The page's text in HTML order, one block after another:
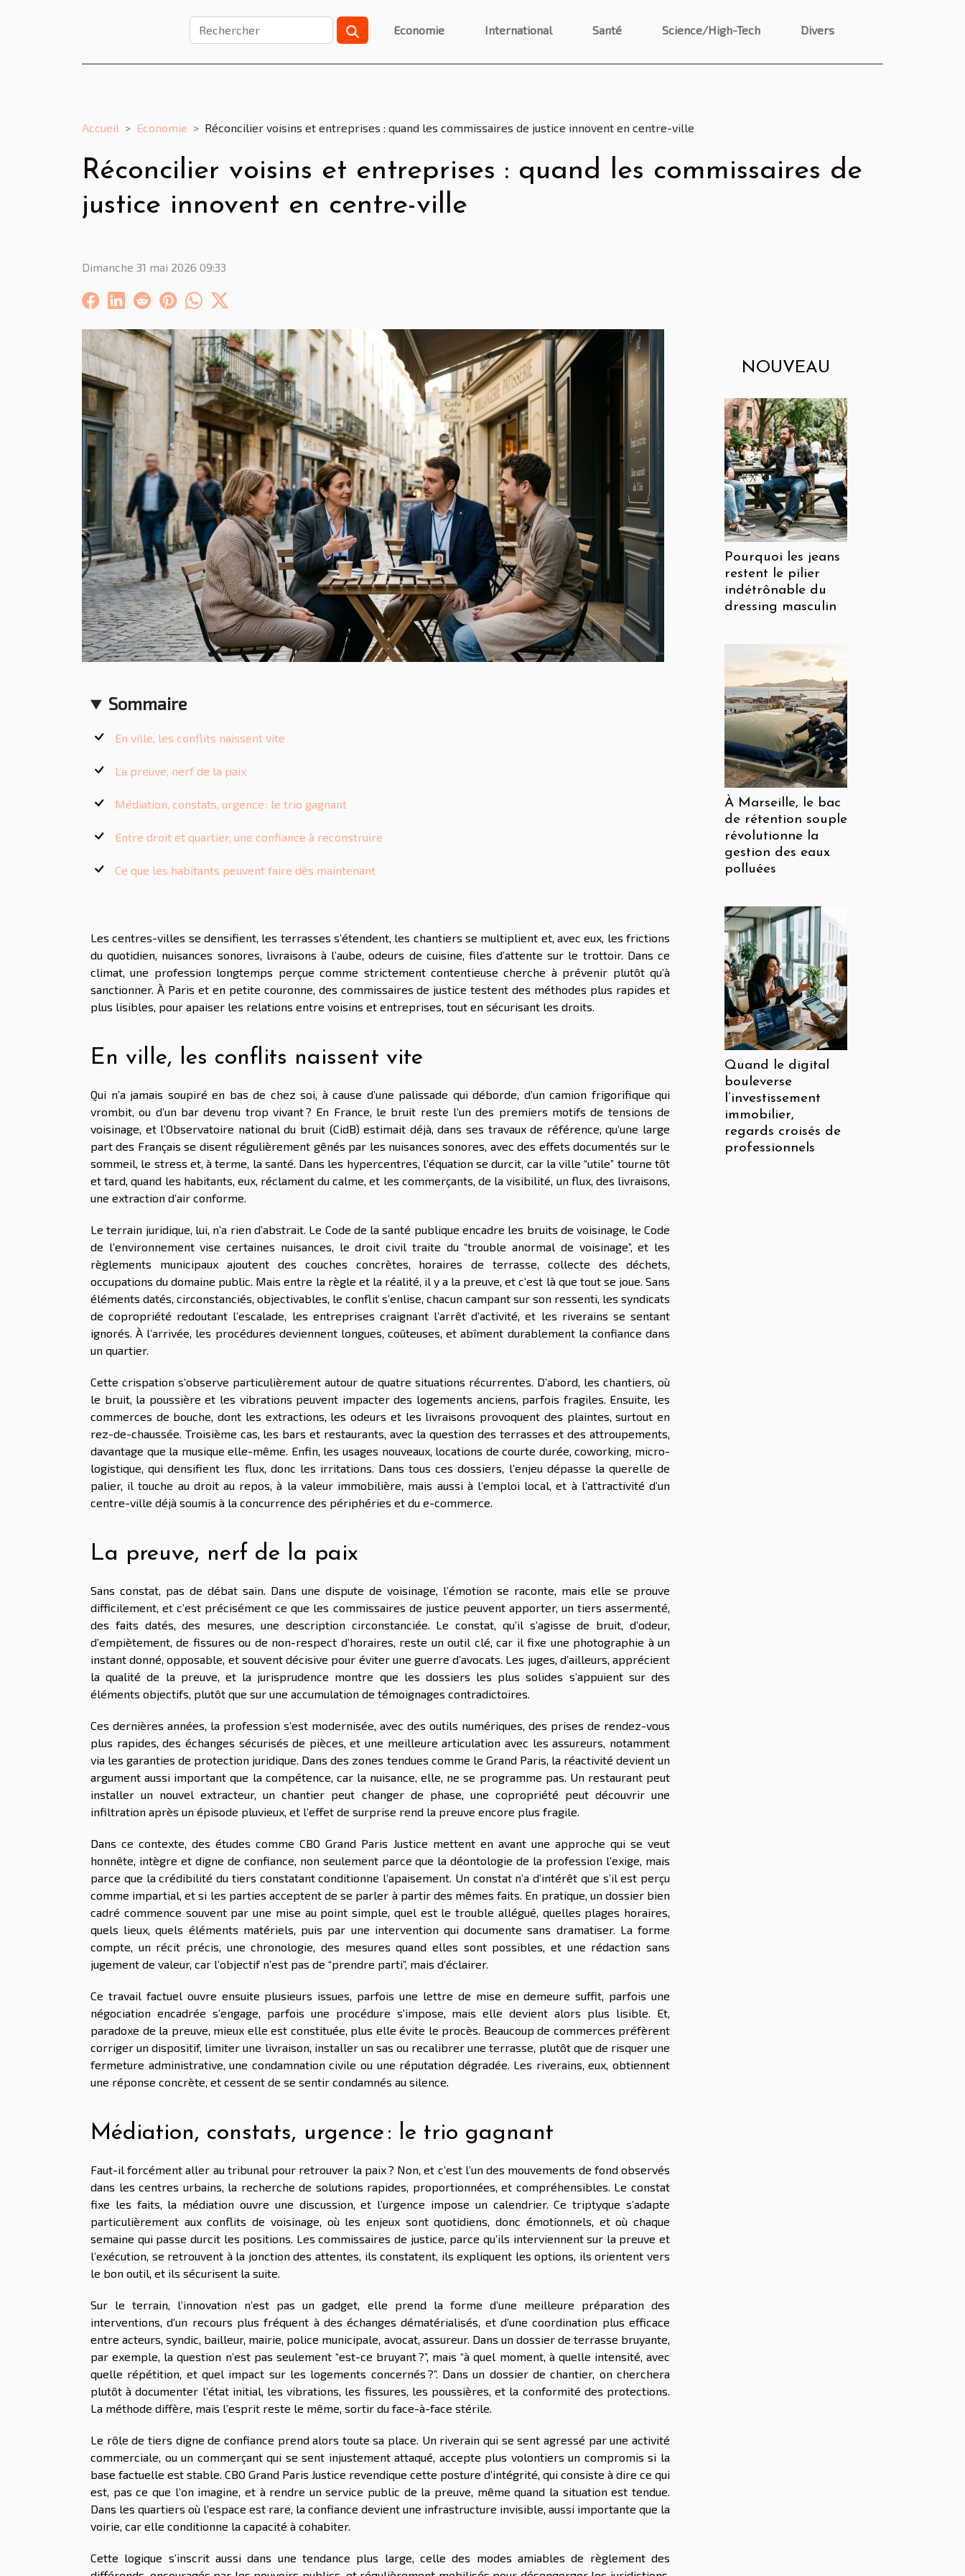
Economie International Santé Science/High-Tech Divers
Accueil Economie Réconcilier voisins et entreprises : quand les commissaires de justice innovent en centre-ville
Réconcilier voisins et entreprises : quand les commissaires de
justice innovent en centre-ville
Dimanche 31 mai 2026 09:33
Sommaire
En ville, les conflits naissent vite
La preuve, nerf de la paix
Médiation, constats, urgence : le trio gagnant
Entre droit et quartier, une confiance à reconstruire
Ce que les habitants peuvent faire dès maintenant
Les centres-villes se densifient, les terrasses s’étendent, les chantiers se multiplient et, avec eux, les frictions
du quotidien, nuisances sonores, livraisons à l’aube, odeurs de cuisine, files d’attente sur le trottoir. Dans ce
climat, une profession longtemps perçue comme strictement contentieuse cherche à prévenir plutôt qu’à
sanctionner. À Paris et en petite couronne, des commissaires de justice testent des méthodes plus rapides et
plus lisibles, pour apaiser les relations entre voisins et entreprises, tout en sécurisant les droits.
En ville, les conflits naissent vite
Qui n’a jamais soupiré en bas de chez soi, à cause d’une palissade qui déborde, d’un camion frigorifique qui
vrombit, ou d’un bar devenu trop vivant ? En France, le bruit reste l’un des premiers motifs de tensions de
voisinage, et l’Observatoire national du bruit (CidB) estimait déjà, dans ses travaux de référence, qu’une large
part des Français se disent régulièrement gênés par les nuisances sonores, avec des effets documentés sur le
sommeil, le stress et, à terme, la santé. Dans les hypercentres, l’équation se durcit, car la ville “utile” tourne tôt
et tard, quand les habitants, eux, réclament du calme, et les commerçants, de la visibilité, un flux, des livraisons,
une extraction d’air conforme.
Le terrain juridique, lui, n’a rien d’abstrait. Le Code de la santé publique encadre les bruits de voisinage, le Code
de l’environnement vise certaines nuisances, le droit civil traite du “trouble anormal de voisinage”, et les
règlements municipaux ajoutent des couches concrètes, horaires de terrasse, collecte des déchets,
occupations du domaine public. Mais entre la règle et la réalité, il y a la preuve, et c’est là que tout se joue. Sans
éléments datés, circonstanciés, objectivables, le conflit s’enlise, chacun campant sur son ressenti, les syndicats
de copropriété redoutant l’escalade, les entreprises craignant l’arrêt d’activité, et les riverains se sentant
ignorés. À l’arrivée, les procédures deviennent longues, coûteuses, et abîment durablement la confiance dans
un quartier.
Cette crispation s’observe particulièrement autour de quatre situations récurrentes. D’abord, les chantiers, où
le bruit, la poussière et les vibrations peuvent impacter des logements anciens, parfois fragiles. Ensuite, les
commerces de bouche, dont les extractions, les odeurs et les livraisons provoquent des plaintes, surtout en
rez-de-chaussée. Troisième cas, les bars et restaurants, avec la question des terrasses et des attroupements,
davantage que la musique elle-même. Enfin, les usages nouveaux, locations de courte durée, coworking, micro-
logistique, qui densifient les flux, donc les irritations. Dans tous ces dossiers, l’enjeu dépasse la querelle de
palier, il touche au droit au repos, à la valeur immobilière, mais aussi à l’emploi local, et à l’attractivité d’un
centre-ville déjà soumis à la concurrence des périphéries et du e-commerce.
La preuve, nerf de la paix
Sans constat, pas de débat sain. Dans une dispute de voisinage, l’émotion se raconte, mais elle se prouve
difficilement, et c’est précisément ce que les commissaires de justice peuvent apporter, un tiers assermenté,
des faits datés, des mesures, une description circonstanciée. Le constat, qu’il s’agisse de bruit, d’odeur,
d’empiètement, de fissures ou de non-respect d’horaires, reste un outil clé, car il fixe une photographie à un
instant donné, opposable, et souvent décisive pour éviter une guerre d’avocats. Les juges, d’ailleurs, apprécient
la qualité de la preuve, et la jurisprudence montre que les dossiers les plus solides s’appuient sur des
éléments objectifs, plutôt que sur une accumulation de témoignages contradictoires.
Ces dernières années, la profession s’est modernisée, avec des outils numériques, des prises de rendez-vous
plus rapides, des échanges sécurisés de pièces, et une meilleure articulation avec les assureurs, notamment
via les garanties de protection juridique. Dans des zones tendues comme le Grand Paris, la réactivité devient un
argument aussi important que la compétence, car la nuisance, elle, ne se programme pas. Un restaurant peut
installer un nouvel extracteur, un chantier peut changer de phase, une copropriété peut découvrir une
infiltration après un épisode pluvieux, et l’effet de surprise rend la preuve encore plus fragile.
Dans ce contexte, des études comme CBO Grand Paris Justice mettent en avant une approche qui se veut
honnête, intègre et digne de confiance, non seulement parce que la déontologie de la profession l’exige, mais
parce que la crédibilité du tiers constatant conditionne l’apaisement. Un constat n’a d’intérêt que s’il est perçu
comme impartial, et si les parties acceptent de se parler à partir des mêmes faits. En pratique, un dossier bien
cadré commence souvent par une mise au point simple, quel est le trouble allégué, quelles plages horaires,
quels lieux, quels éléments matériels, puis par une intervention qui documente sans dramatiser. La forme
compte, un récit précis, une chronologie, des mesures quand elles sont possibles, et une rédaction sans
jugement de valeur, car l’objectif n’est pas de “prendre parti”, mais d’éclairer.
Ce travail factuel ouvre ensuite plusieurs issues, parfois une lettre de mise en demeure suffit, parfois une
négociation encadrée s’engage, parfois une procédure s’impose, mais elle devient alors plus lisible. Et,
paradoxe de la preuve, mieux elle est constituée, plus elle évite le procès. Beaucoup de commerces préfèrent
corriger un dispositif, limiter une livraison, installer un sas ou recalibrer une terrasse, plutôt que de risquer une
fermeture administrative, une condamnation civile ou une réputation dégradée. Les riverains, eux, obtiennent
une réponse concrète, et cessent de se sentir condamnés au silence.
Médiation, constats, urgence : le trio gagnant
Faut-il forcément aller au tribunal pour retrouver la paix ? Non, et c’est l’un des mouvements de fond observés
dans les centres urbains, la recherche de solutions rapides, proportionnées, et compréhensibles. Le constat
fixe les faits, la médiation ouvre une discussion, et l’urgence impose un calendrier. Ce triptyque s’adapte
particulièrement aux conflits de voisinage, où les enjeux sont quotidiens, donc émotionnels, et où chaque
semaine qui passe durcit les positions. Les commissaires de justice, parce qu’ils interviennent sur la preuve et
l’exécution, se retrouvent à la jonction des attentes, ils constatent, ils expliquent les options, ils orientent vers
le bon outil, et ils sécurisent la suite.
Sur le terrain, l’innovation n’est pas un gadget, elle prend la forme d’une meilleure préparation des
interventions, d’un recours plus fréquent à des échanges dématérialisés, et d’une coordination plus efficace
entre acteurs, syndic, bailleur, mairie, police municipale, avocat, assureur. Dans un dossier de terrasse bruyante,
par exemple, la question n’est pas seulement “est-ce bruyant ?”, mais “à quel moment, à quelle intensité, avec
quelle répétition, et quel impact sur les logements concernés ?”. Dans un dossier de chantier, on cherchera
plutôt à documenter l’état initial, les vibrations, les fissures, les poussières, et la conformité des protections.
La méthode diffère, mais l’esprit reste le même, sortir du face-à-face stérile.
Le rôle de tiers digne de confiance prend alors toute sa place. Un riverain qui se sent agressé par une activité
commerciale, ou un commerçant qui se sent injustement attaqué, accepte plus volontiers un compromis si la
base factuelle est stable. CBO Grand Paris Justice revendique cette posture d’intégrité, qui consiste à dire ce qui
est, pas ce que l’on imagine, et à rendre un service public de la preuve, même quand la situation est tendue.
Dans les quartiers où l’espace est rare, la confiance devient une infrastructure invisible, aussi importante que la
voirie, car elle conditionne la capacité à cohabiter.
Cette logique s’inscrit aussi dans une tendance plus large, celle des modes amiables de règlement des
NOUVEAU
Pourquoi les jeans
restent le pilier
indétrônable du
dressing masculin
À Marseille, le bac
de rétention souple
révolutionne la
gestion des eaux
polluées
Quand le digital
bouleverse
l’investissement
immobilier,
regards croisés de
professionnels